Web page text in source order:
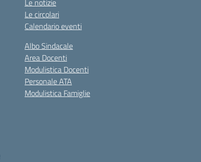
Le notizie
Le circolari
Calendario eventi
Albo Sindacale
Area Docenti
Modulistica Docenti
Personale ATA
Modulistica Famiglie